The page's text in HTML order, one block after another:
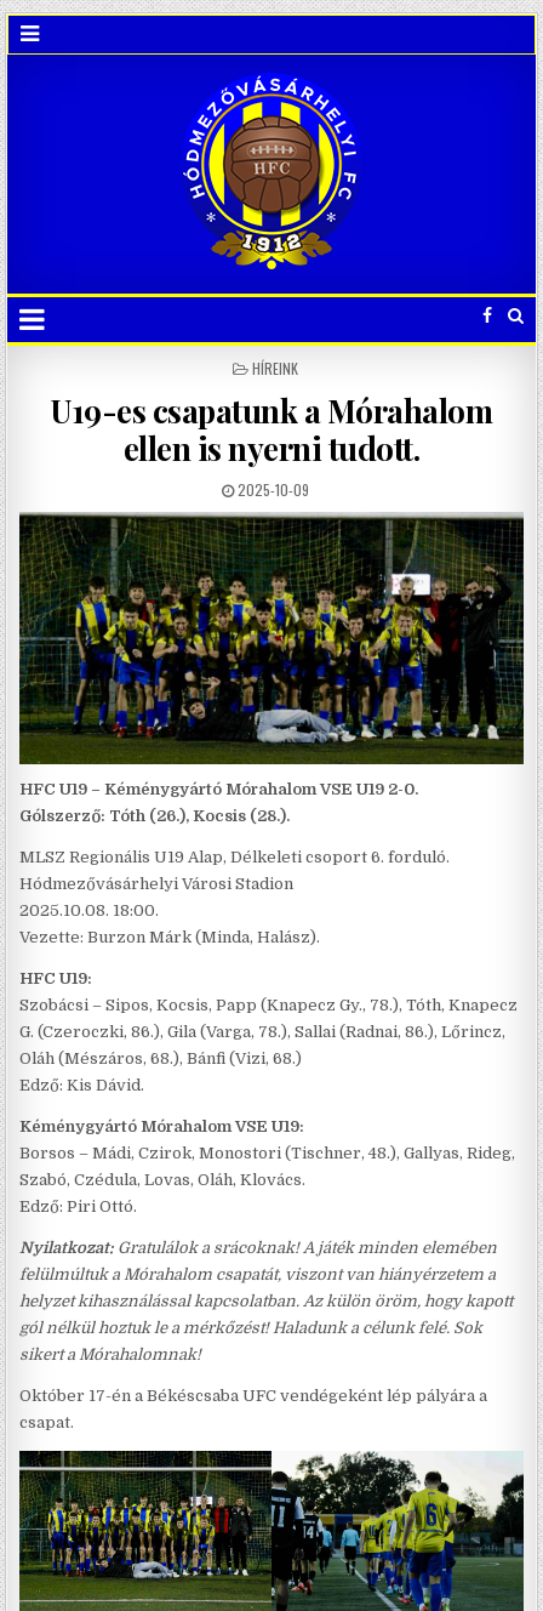
POSTED
HÍREINK
U19-es csapatunk a Mórahalom
ellen is nyerni tudott.
2025-10-09
HFC U19 – Kéménygyártó Mórahalom VSE U19 2-0.
Gólszerző: Tóth (26.), Kocsis (28.).
MLSZ Regionális U19 Alap, Délkeleti csoport 6. forduló.
Hódmezővásárhelyi Városi Stadion
2025.10.08. 18:00.
Vezette: Burzon Márk (Minda, Halász).
HFC U19:
Szobácsi – Sipos, Kocsis, Papp (Knapecz Gy., 78.), Tóth, Knapecz
G. (Czeroczki, 86.), Gila (Varga, 78.), Sallai (Radnai, 86.), Lőrincz,
Oláh (Mészáros, 68.), Bánfi (Vizi, 68.)
Edző: Kis Dávid.
Kéménygyártó Mórahalom VSE U19:
Borsos – Mádi, Czirok, Monostori (Tischner, 48.), Gallyas, Rideg,
Szabó, Czédula, Lovas, Oláh, Klovács.
Edző: Piri Ottó.
Nyilatkozat: Gratulálok a srácoknak! A játék minden elemében
felülmúltuk a Mórahalom csapatát, viszont van hiányérzetem a
helyzet kihasználással kapcsolatban. Az külön öröm, hogy kapott
gól nélkül hoztuk le a mérkőzést! Haladunk a célunk felé. Sok
sikert a Mórahalomnak!
Október 17-én a Békéscsaba UFC vendégeként lép pályára a
csapat.